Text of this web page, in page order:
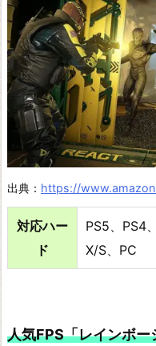
出典： https://
対応ハー
ド
PS5、PS4
X/S、PC
人気FPS「レインボ